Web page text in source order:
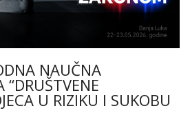
NAUČNA
“DRUŠTVENE
U RIZIKU I SUKOBU